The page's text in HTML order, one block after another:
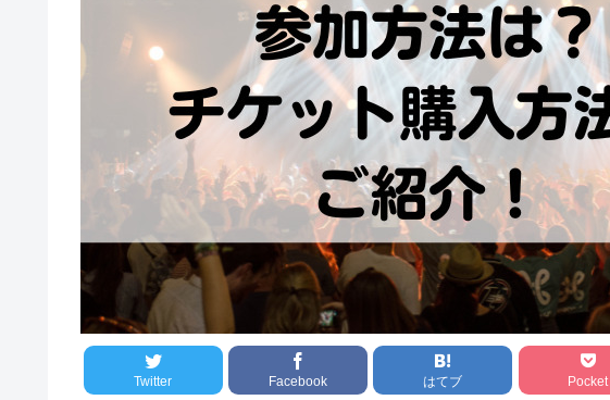
Twitter Facebook はてブ Pocket